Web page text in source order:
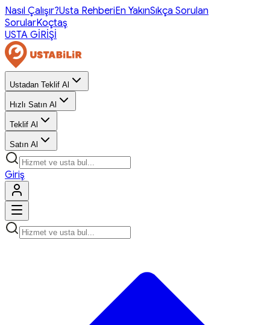
Nasıl Çalışır?Usta RehberiEn YakınSıkça Sorulan
SorularKoçtaş
USTA GİRİŞİ
Ustadan Teklif Al
Hızlı Satın Al
Teklif Al
Satın Al
Giriş